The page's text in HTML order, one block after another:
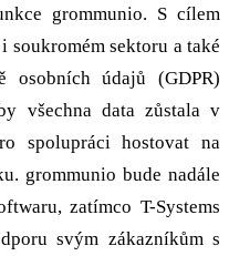
grommunio. S cílem
soukromém sektoru a také
osobních údajů (GDPR)
všechna data zůstala v
spolupráci hostovat na
grommunio bude nadále
zatímco T-Systems
svým zákazníkům s